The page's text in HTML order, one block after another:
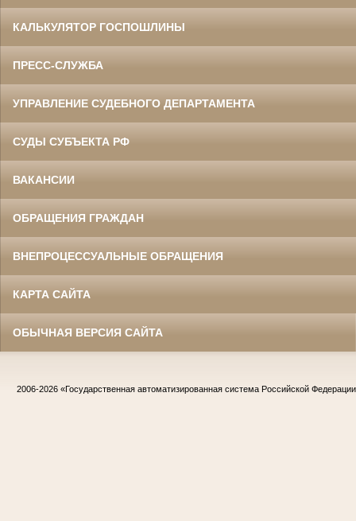
КАЛЬКУЛЯТОР ГОСПОШЛИНЫ
ПРЕСС-СЛУЖБА
УПРАВЛЕНИЕ СУДЕБНОГО ДЕПАРТАМЕНТА
СУДЫ СУБЪЕКТА РФ
ВАКАНСИИ
ОБРАЩЕНИЯ ГРАЖДАН
ВНЕПРОЦЕССУАЛЬНЫЕ ОБРАЩЕНИЯ
КАРТА САЙТА
ОБЫЧНАЯ ВЕРСИЯ САЙТА
2006-2026 «Государственная автоматизированная система Российской